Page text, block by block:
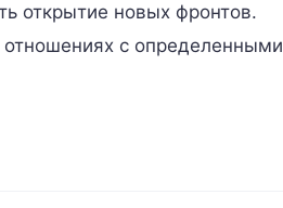
открытие новых фронтов.
с определенными